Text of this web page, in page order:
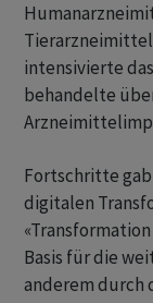
Tierarzneimittel
intensivierte
behandelte
Fortschritte
digitalen
Basis für die
anderem durch